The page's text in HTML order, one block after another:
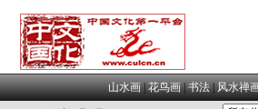
山水画|花鸟画|书法|风水禅